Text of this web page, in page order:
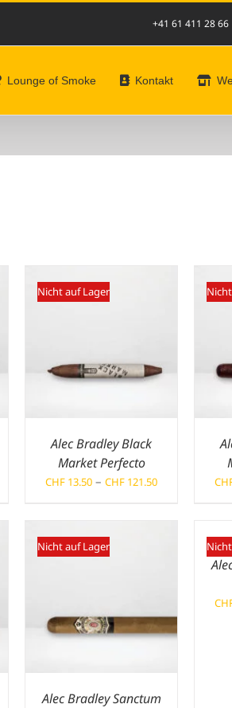
+41 61 411 28 66
Lounge of Smoke Kontakt
259.20
Nicht auf Lager
Alec Bradley Black
Market Perfecto
CHF 13.50 – CHF 121.50Preisspanne:
CHF 121.50
Nicht auf Lager
Alec Bradley Sanctum